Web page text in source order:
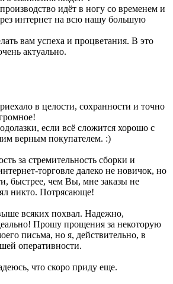
идёт в ногу со временем и
интернет на всю нашу большую
вам успеха и процветания. В это
актуально.
в целости, сохранности и точно
если всё сложится хорошо с
верным покупателем. :)
за стремительность сборки и
торговле далеко не новичок, но
быстрее, чем Вы, мне заказы не
никто. Потрясающе!
всяких похвал. Надежно,
Прошу прощения за некоторую
письма, но я, действительно, в
оперативности.
что скоро приду еще.